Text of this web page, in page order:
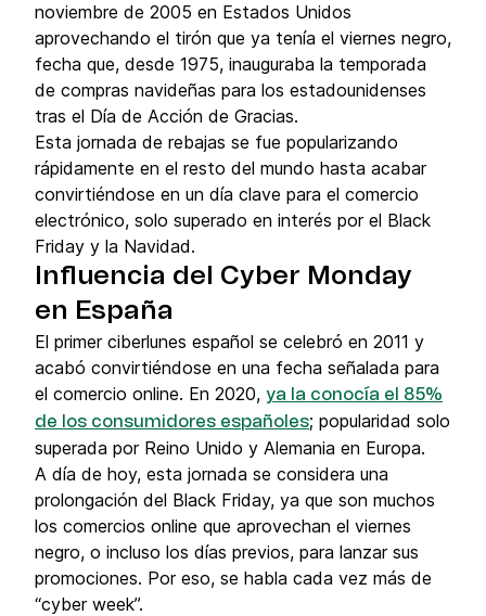
noviembre de 2005 en Estados Unidos
aprovechando el tirón que ya tenía el viernes negro,
fecha que, desde 1975, inauguraba la temporada
de compras navideñas para los estadounidenses
tras el Día de Acción de Gracias.
Esta jornada de rebajas se fue popularizando
rápidamente en el resto del mundo hasta acabar
convirtiéndose en un día clave para el comercio
electrónico, solo superado en interés por el Black
Friday y la Navidad.
Influencia del Cyber Monday
en España
El primer ciberlunes español se celebró en 2011 y
acabó convirtiéndose en una fecha señalada para
el comercio online. En 2020, ya la conocía el 85%
de los consumidores españoles; popularidad solo
superada por Reino Unido y Alemania en Europa.
A día de hoy, esta jornada se considera una
prolongación del Black Friday, ya que son muchos
los comercios online que aprovechan el viernes
negro, o incluso los días previos, para lanzar sus
promociones. Por eso, se habla cada vez más de
“cyber week”.